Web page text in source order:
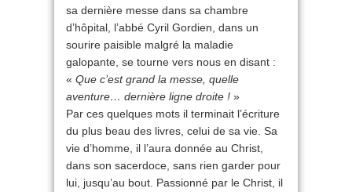
sa dernière messe dans sa chambre
d’hôpital, l’abbé Cyril Gordien, dans un
sourire paisible malgré la maladie
galopante, se tourne vers nous en disant :
« Que c’est grand la messe, quelle
aventure… dernière ligne droite ! »
Par ces quelques mots il terminait l’écriture
du plus beau des livres, celui de sa vie. Sa
vie d’homme, il l’aura donnée au Christ,
dans son sacerdoce, sans rien garder pour
lui, jusqu’au bout. Passionné par le Christ, il